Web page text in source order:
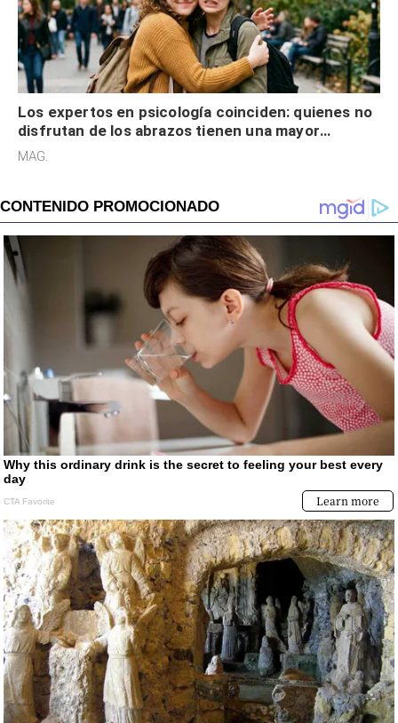
Los expertos en psicología coinciden: quienes no
disfrutan de los abrazos tienen una mayor
sensibilidad a los estímulos físicos y no es por
MAG.